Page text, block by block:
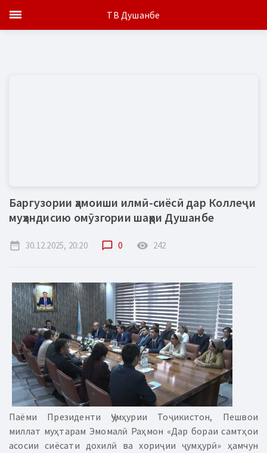
Баргузории ҳамоиши илмӣ-сиёсӣ дар Коллеҷи
муҳандисию омӯзгории шаҳри Душанбе
date_range 30.12.2025, 20:20 chat_bubble_outline 0 remove_red_eye 242
Паёми Президенти Ҷумҳурии Тоҷикистон, Пешвои
миллат муҳтарам Эмомалӣ Раҳмон «Дар бораи самтҳои
асосии сиёсати дохилӣ ва хориҷии ҷумҳурӣ» ҳамчун
ТВ Душанбе